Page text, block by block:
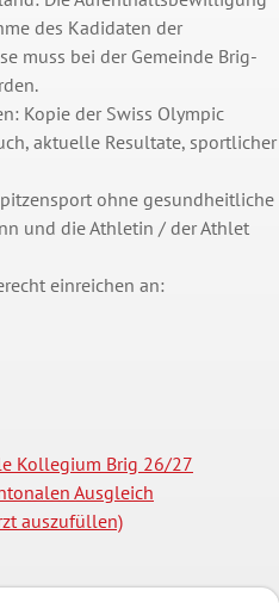
des Kadidaten der
muss bei der Gemeinde Brig-
Kopie der Swiss Olympic
aktuelle Resultate, sportlicher
ohne gesundheitliche
und die Athletin / der Athlet
einreichen an:
Kollegium Brig 26/27
Ausgleich
auszufüllen)